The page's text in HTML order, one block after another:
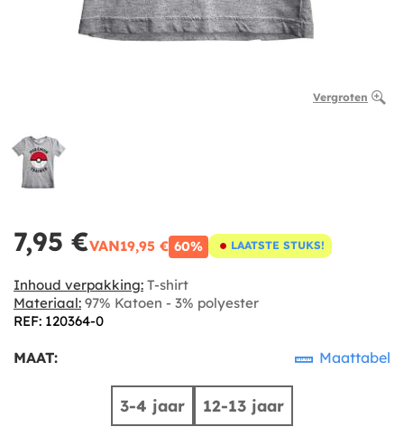
Vergroten
7,95 €VAN19,95 € 60% LAATSTE STUKS!
Inhoud verpakking: T-shirt
Materiaal: 97% Katoen - 3% polyester
REF: 120364-0
MAAT: Maattabel
3-4 jaar 12-13 jaar